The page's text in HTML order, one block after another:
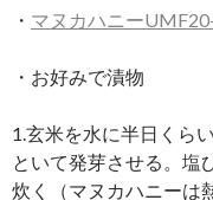
・ マヌカハニー
・お好みで漬物
1.玄米を水に半日くら
といて発芽させる。塩
炊く（マヌカハニーは